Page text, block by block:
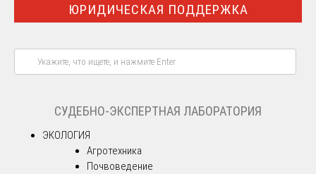
ЮРИДИЧЕСКАЯ ПОДДЕРЖКА
СУДЕБНО-ЭКСПЕРТНАЯ ЛАБОРАТОРИЯ
ЭКОЛОГИЯ
Агротехника
Почвоведение